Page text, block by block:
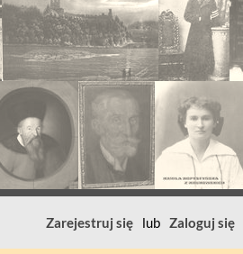
Zarejestruj się lub Zaloguj się